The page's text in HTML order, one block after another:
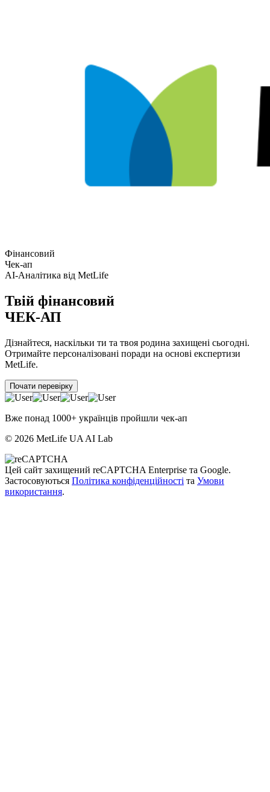
Фінансовий
Чек-ап
AI-Аналітика від MetLife
Твій фінансовий
ЧЕК-АП
Дізнайтеся, наскільки ти та твоя родина захищені сьогодні.
Отримайте персоналізовані поради на основі експертизи
MetLife.
Почати перевірку
Вже понад 1000+ українців пройшли чек-ап
© 2026 MetLife UA AI Lab
Цей сайт захищений reCAPTCHA Enterprise та Google.
Застосовуються Політика конфіденційності та Умови
використання.